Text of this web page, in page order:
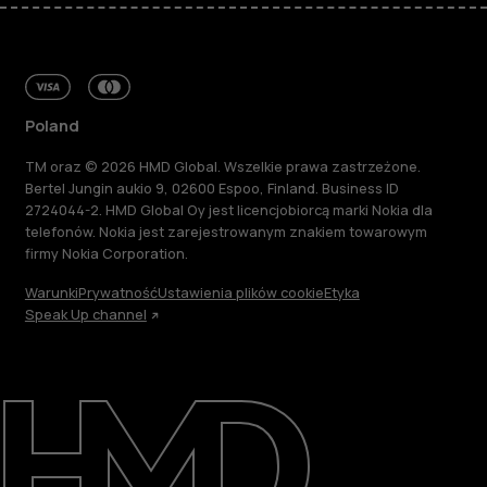
Naprawa i recykling
Zrównoważony rozwój
Wsparcie
Poland
TM oraz © 2026 HMD Global. Wszelkie prawa zastrzeżone.
Bertel Jungin aukio 9, 02600 Espoo, Finland. Business ID
2724044-2. HMD Global Oy jest licencjobiorcą marki Nokia dla
telefonów. Nokia jest zarejestrowanym znakiem towarowym
firmy Nokia Corporation.
WarunkiPrywatnośćUstawienia plików cookieEtyka
Speak Up channel